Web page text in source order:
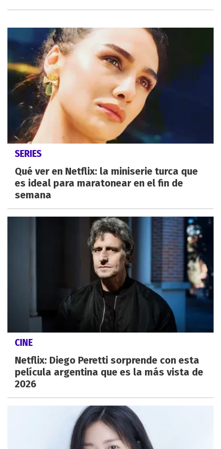
SERIES
Qué ver en Netflix: la miniserie turca que
es ideal para maratonear en el fin de
semana
CINE
Netflix: Diego Peretti sorprende con esta
película argentina que es la más vista de
2026